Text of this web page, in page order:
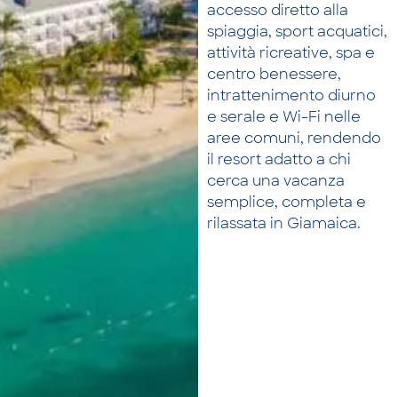
accesso diretto alla
spiaggia, sport acquatici,
attività ricreative, spa e
centro benessere,
intrattenimento diurno
e serale e Wi-Fi nelle
aree comuni, rendendo
il resort adatto a chi
cerca una vacanza
semplice, completa e
rilassata in Giamaica.